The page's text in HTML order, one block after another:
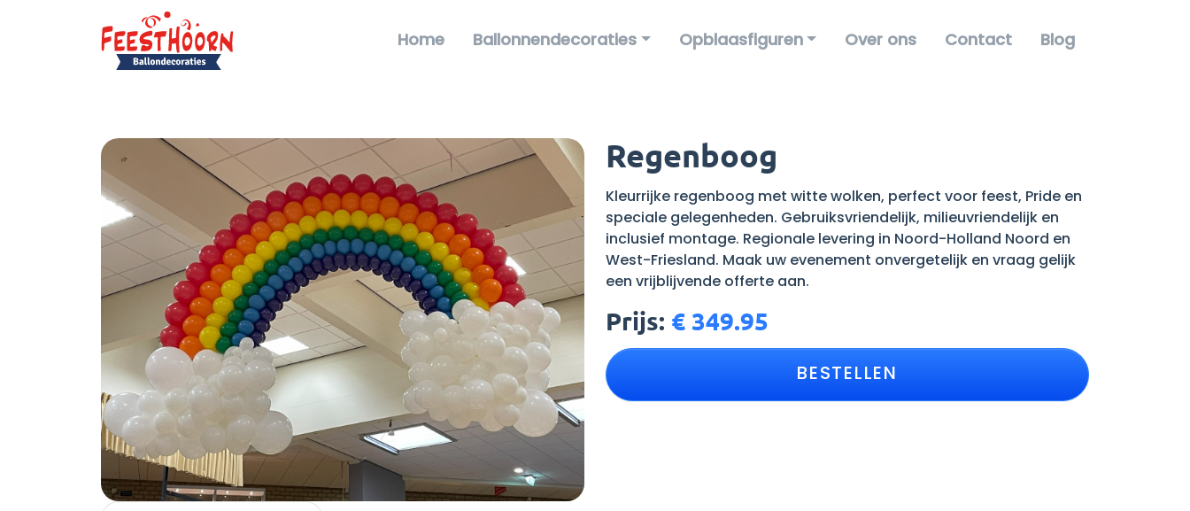
Home Ballonnendecoraties Opblaasfiguren Over ons Contact Blog
Regenboog
Kleurrijke regenboog met witte wolken, perfect voor feest, Pride en
speciale gelegenheden. Gebruiksvriendelijk, milieuvriendelijk en
inclusief montage. Regionale levering in Noord-Holland Noord en
West-Friesland. Maak uw evenement onvergetelijk en vraag gelijk
een vrijblijvende offerte aan.
Prijs: € 349.95
BESTELLEN